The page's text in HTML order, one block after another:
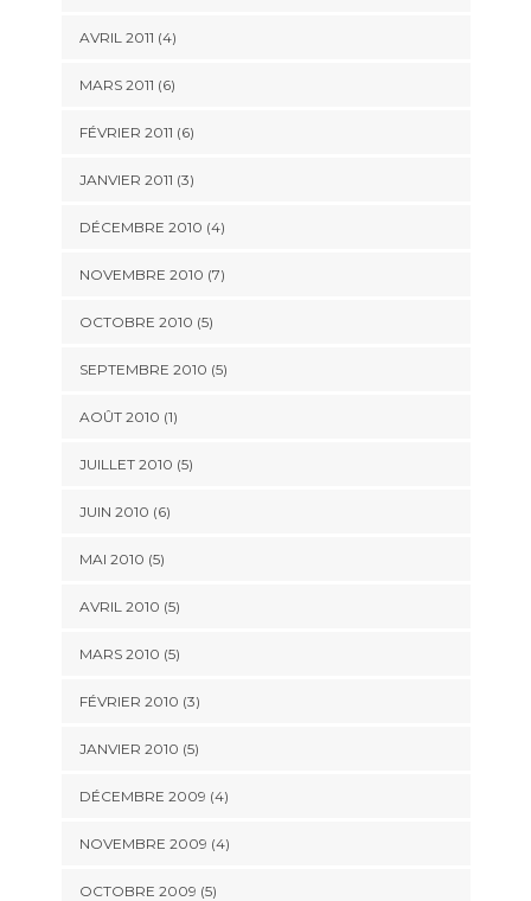
AVRIL 2011 (4)
MARS 2011 (6)
FÉVRIER 2011 (6)
JANVIER 2011 (3)
DÉCEMBRE 2010 (4)
NOVEMBRE 2010 (7)
OCTOBRE 2010 (5)
SEPTEMBRE 2010 (5)
AOÛT 2010 (1)
JUILLET 2010 (5)
JUIN 2010 (6)
MAI 2010 (5)
AVRIL 2010 (5)
MARS 2010 (5)
FÉVRIER 2010 (3)
JANVIER 2010 (5)
DÉCEMBRE 2009 (4)
NOVEMBRE 2009 (4)
OCTOBRE 2009 (5)